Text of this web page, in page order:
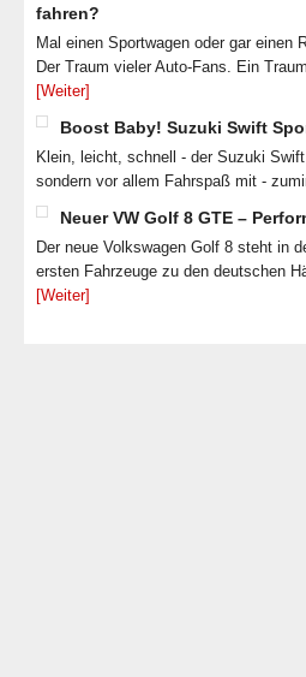
fahren?
Mal einen Sportwagen oder gar einen
Der Traum vieler Auto-Fans. Ein
[Weiter]
Boost Baby! Suzuki Swift
Klein, leicht, schnell - der Suzuki
sondern vor allem Fahrspaß mit -
Neuer VW Golf 8 GTE –
Der neue Volkswagen Golf 8 steht in
ersten Fahrzeuge zu den deutschen
[Weiter]